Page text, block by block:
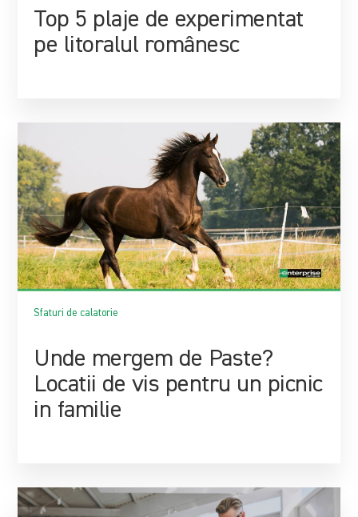
Top 5 plaje de experimentat
pe litoralul românesc
Sfaturi de calatorie
Unde mergem de Paste?
Locatii de vis pentru un picnic
in familie